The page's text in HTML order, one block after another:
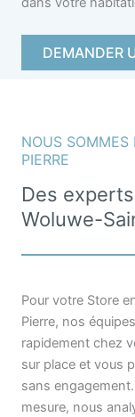
DEMANDER
NOUS SOMMES
PIERRE
Des
Woluwe-
Pour votre Store
Pierre, nos
rapidement chez
sur place et vous
sans
mesure, nous